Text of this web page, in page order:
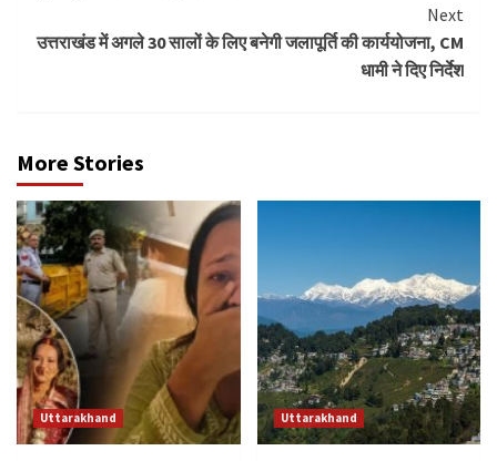
Next
उत्तराखंड में अगले 30 सालों के लिए बनेगी जलापूर्ति की कार्ययोजना, CM
धामी ने दिए निर्देश
More Stories
Uttarakhand Uttarakhand